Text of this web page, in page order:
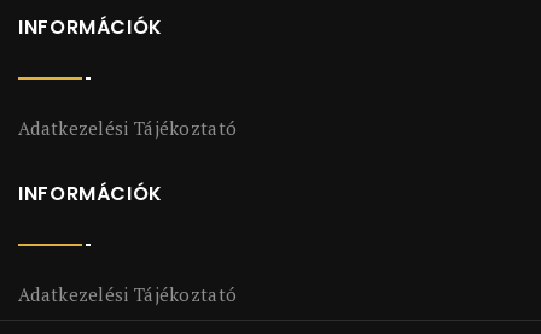
INFORMÁCIÓK
Adatkezelési Tájékoztató
INFORMÁCIÓK
Adatkezelési Tájékoztató